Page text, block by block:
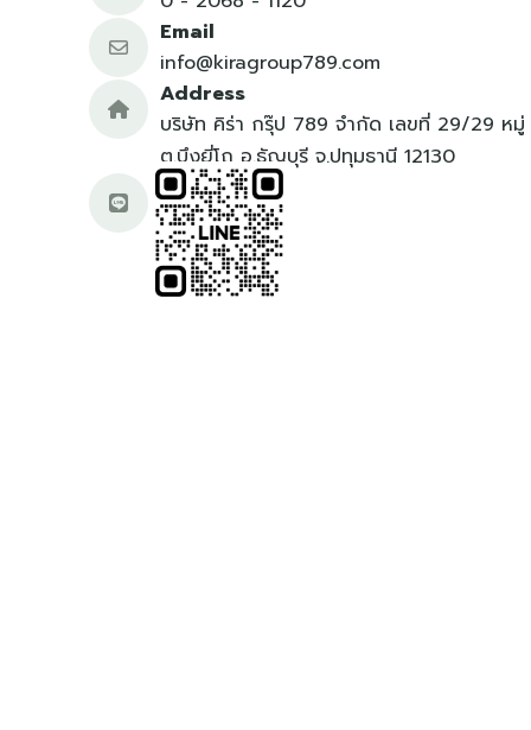
Email
info@kiragroup789.com
Address
บริษัท คิร่า กรุ๊ป 789 จำกัด เลขที่ 29/29 ห
ต.บึงยี่โถ อ.ธัญบุรี จ.ปทุมธานี 12130